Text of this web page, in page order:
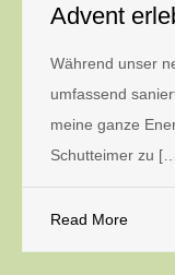
Advent
Während unser
umfassend
meine ganze
Schutteimer zu
Read More